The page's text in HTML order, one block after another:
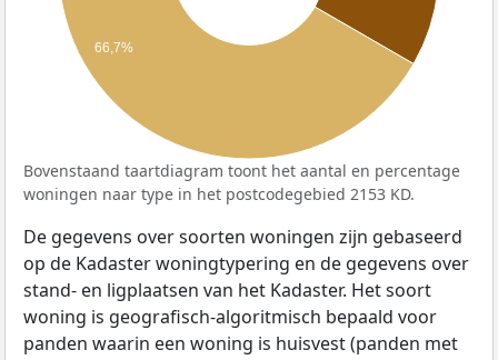
66,7%
Bovenstaand taartdiagram toont het aantal en percentage
woningen naar type in het postcodegebied 2153 KD.
De gegevens over soorten woningen zijn gebaseerd
op de Kadaster woningtypering en de gegevens over
stand- en ligplaatsen van het Kadaster. Het soort
woning is geografisch-algoritmisch bepaald voor
panden waarin een woning is huisvest (panden met